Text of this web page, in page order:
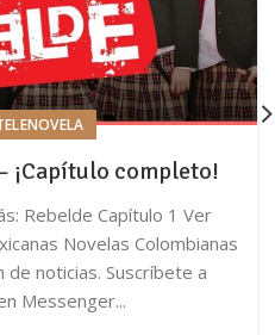
¡Capítulo completo!
Rebelde Capítulo 1 Ver
Novelas Colombianas
noticias. Suscríbete a
Messenger...